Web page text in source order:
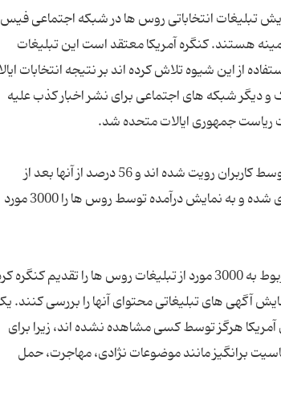
تبلیغات انتخاباتی روس ها در شبکه اجتماعی فیس
در این زمینه هستند. کنگره آمریکا معتقد است این تبلیغات
از این شیوه تلاش کرده اند بر نتیجه انتخابات
دیگر شبکه های اجتماعی برای نشر اخبار کذب علیه
44 درصد از این نوع تبلیغات جنجالی قبل از برگزاری انتخابات سال 2016 توسط کاربران رویت شده اند و 56 درصد از آنها بعد از
برگزاری انتخابات مشاهده شده اند. فیس بوک تعداد کل تبلیغات خریداری شده و به نمایش درآمده توسط روس ها را 3000 مورد
فیس بوک در حال همکاری با کنگره آمریکا در این زمینه است و اطلاعات مربوط به 3000 مورد از تبلیغات روس ها را تقدیم
آگهی های تبلیغاتی محتوای آنها را بررسی کنند.
هرگز توسط کسی مشاهده نشده اند، زیرا برای
برانگیز مانند موضوعات نژادی، مهاجرت، حمل